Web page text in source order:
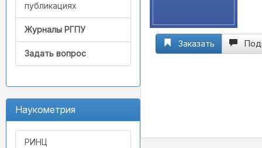
публикациях
Журналы РГПУ
Задать вопрос
Наукометрия
РИНЦ
Заказать